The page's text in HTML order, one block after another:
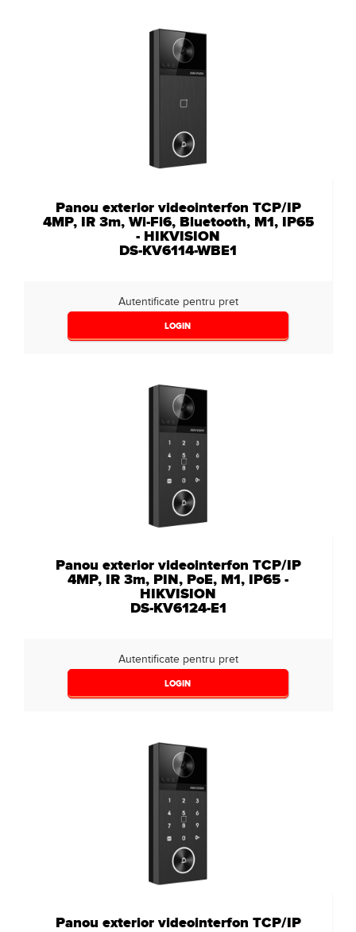
Panou exterior videointerfon TCP/IP
4MP, IR 3m, Wi-Fi6, Bluetooth, M1, IP65
- HIKVISION
DS-KV6114-WBE1
Autentificate pentru pret
LOGIN
Panou exterior videointerfon TCP/IP
4MP, IR 3m, PIN, PoE, M1, IP65 -
HIKVISION
DS-KV6124-E1
Autentificate pentru pret
LOGIN
Panou exterior videointerfon TCP/IP